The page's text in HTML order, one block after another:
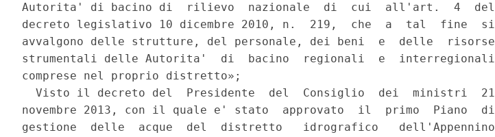
Autorita' di bacino di  rilievo  nazionale  di  cui  all'art.  4  del
decreto legislativo 10 dicembre 2010, n.  219,  che  a  tal  fine  si
avvalgono delle strutture, del personale, dei beni  e  delle  risorse
strumentali delle Autorita'  di  bacino  regionali  e  interregionali
comprese nel proprio distretto»;
  Visto il decreto del  Presidente  del  Consiglio  dei  ministri  21
novembre 2013, con il quale e' stato  approvato  il  primo  Piano  di
gestione  delle  acque  del  distretto   idrografico   dell'Appennino